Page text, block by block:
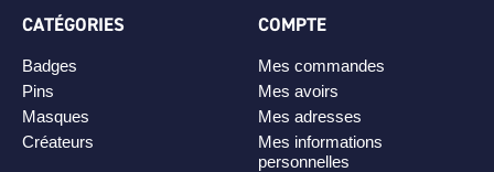
CATÉGORIES
Badges
Pins
Masques
Créateurs
COMPTE
Mes commandes
Mes avoirs
Mes adresses
Mes informations
personnelles